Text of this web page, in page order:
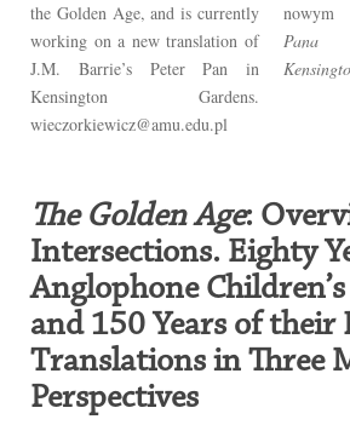
the Golden Age, and is currently
working on a new translation of
J.M. Barrie’s Peter Pan in
Kensington Gardens.
wieczorkiewicz@amu.edu.pl
nowym
The Golden Age:
Intersections. Eighty
Anglophone Children’s
and 150 Years of their
Translations in Three
Perspectives